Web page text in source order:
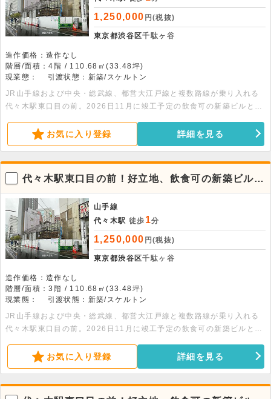
1,250,000 円(税抜)
東京都渋谷区千駄ヶ谷
造作価格：造作なし
階層/面積：4階 / 110.68㎡(33.48坪)
現業態：
引渡状態：新築/スケルトン
JR山手線および中央・総武線、都営大江戸線と複数路線が乗り入れる
代々木駅東口目の前。2026日11月に竣工予定の飲食可の新築ビルとな
注目されている人気エリアになります。また、周辺にはNTTドコモ代々
木ビルやリンクスクエア新宿といった高層ビルが多く立地しているとと
看板を出せるため、視認性も良好です。なかなか出ない好立地の物件と
なりますので、お早めにお問い合わせください。
お気に入り登録 詳細を見る
代々木駅東口目の前！好立地、飲食可の新築ビルに
なります。
山手線
代々木駅 徒歩 1分
1,250,000 円(税抜)
東京都渋谷区千駄ヶ谷
造作価格：造作なし
階層/面積：3階 / 110.68㎡(33.48坪)
現業態：
引渡状態：新築/スケルトン
JR山手線および中央・総武線、都営大江戸線と複数路線が乗り入れる
代々木駅東口目の前。2026日11月に竣工予定の飲食可の新築ビルとな
注目されている人気エリアになります。また、周辺にはNTTドコモ代々
木ビルやリンクスクエア新宿といった高層ビルが多く立地しているとと
お気に入り登録 詳細を見る